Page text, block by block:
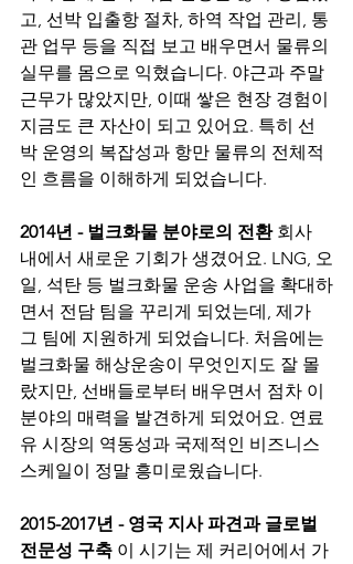
고, 선박 입출항 절차, 하역 작업 관리, 통
관 업무 등을 직접 보고 배우면서 물류의
실무를 몸으로 익혔습니다. 야근과 주말
근무가 많았지만, 이때 쌓은 현장 경험이
지금도 큰 자산이 되고 있어요. 특히 선
박 운영의 복잡성과 항만 물류의 전체적
인 흐름을 이해하게 되었습니다.
2014년 - 벌크화물 분야로의 전환 회사
내에서 새로운 기회가 생겼어요. LNG, 오
일, 석탄 등 벌크화물 운송 사업을 확대하
면서 전담 팀을 꾸리게 되었는데, 제가
그 팀에 지원하게 되었습니다. 처음에는
벌크화물 해상운송이 무엇인지도 잘 몰
랐지만, 선배들로부터 배우면서 점차 이
분야의 매력을 발견하게 되었어요. 연료
유 시장의 역동성과 국제적인 비즈니스
스케일이 정말 흥미로웠습니다.
2015-2017년 - 영국 지사 파견과 글로벌
전문성 구축 이 시기는 제 커리어에서 가